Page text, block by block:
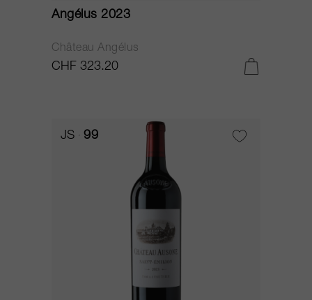
Angélus 2023
Château Angélus
CHF 323.20
JS 99